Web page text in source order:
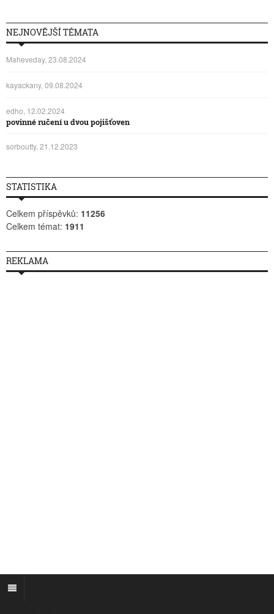
NEJNOVĚJŠÍ TÉMATA
Maheveday, 23.08.2024
kayackany, 09.08.2024
edho, 12.02.2024
povinné ručení u dvou pojišťoven
sorboutty, 21.12.2023
STATISTIKA
Celkem příspěvků: 11256
Celkem témat: 1911
REKLAMA